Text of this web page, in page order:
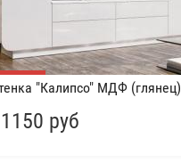
"Калипсо" МДФ (глянец)
руб